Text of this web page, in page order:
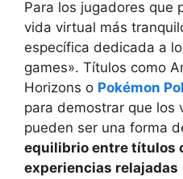
Para los jugadores que
vida virtual más
específica dedicada a
games». Títulos como
Horizons o Pokémon
para demostrar que los
pueden ser una forma
equilibrio entre títulos
experiencias relajadas